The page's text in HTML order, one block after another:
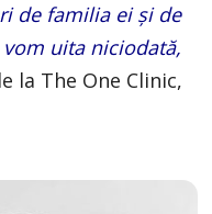
de familia ei și de
uita niciodată,
la The One Clinic,